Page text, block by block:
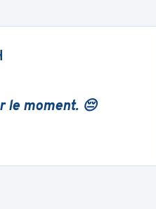
le moment. 😔